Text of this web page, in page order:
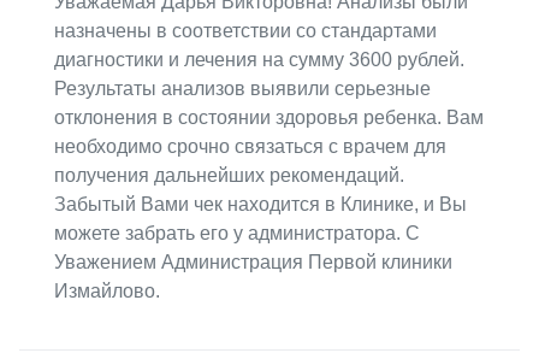
назначены в соответствии со стандартами
диагностики и лечения на сумму 3600 рублей.
Результаты анализов выявили серьезные
отклонения в состоянии здоровья ребенка. Вам
необходимо срочно связаться с врачем для
получения дальнейших рекомендаций.
Забытый Вами чек находится в Клинике, и Вы
можете забрать его у администратора. С
Уважением Администрация Первой клиники
Измайлово.